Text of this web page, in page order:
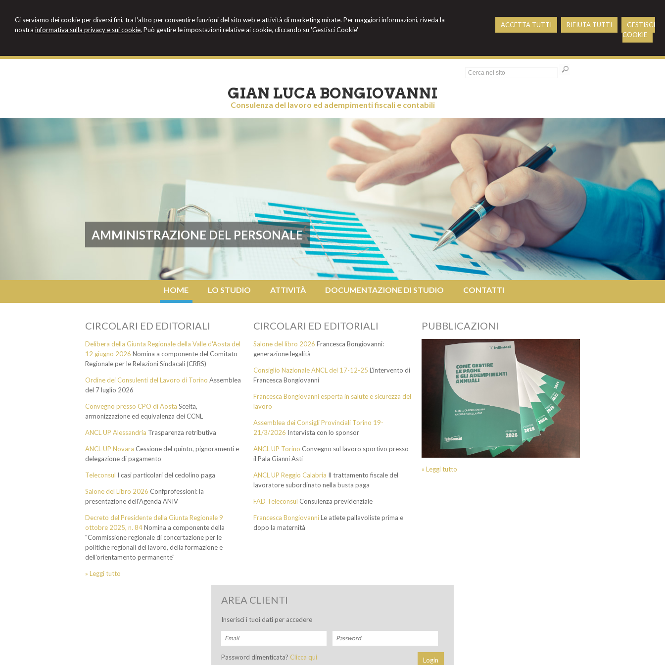
Ci serviamo dei cookie per diversi fini, tra l'altro per consentire funzioni del sito web e attività di marketing mirate. Per maggiori informazioni, riveda la
nostra informativa sulla privacy e sui cookie. Può gestire le impostazioni relative ai cookie, cliccando su 'Gestisci Cookie'
ACCETTA TUTTI RIFIUTA TUTTI
GESTISCI
COOKIE
GIAN LUCA BONGIOVANNI
Consulenza del lavoro ed adempimenti fiscali e contabili
AMMINISTRAZIONE DEL PERSONALE
HOME LO STUDIO ATTIVITÀ DOCUMENTAZIONE DI STUDIO CONTATTI
CIRCOLARI ED EDITORIALI
Delibera della Giunta Regionale della Valle d'Aosta del
12 giugno 2026 Nomina a componente del Comitato
Regionale per le Relazioni Sindacali (CRRS)
Ordine dei Consulenti del Lavoro di Torino Assemblea
del 7 luglio 2026
Convegno presso CPO di Aosta Scelta,
armonizzazione ed equivalenza dei CCNL
ANCL UP Alessandria Trasparenza retributiva
ANCL UP Novara Cessione del quinto, pignoramenti e
delegazione di pagamento
Teleconsul I casi particolari del cedolino paga
Salone del Libro 2026 Confprofessioni: la
presentazione dell'Agenda ANIV
Decreto del Presidente della Giunta Regionale 9
ottobre 2025, n. 84Nomina a componente della
"Commissione regionale di concertazione per le
politiche regionali del lavoro, della formazione e
dell'orientamento permanente"
» Leggi tutto
CIRCOLARI ED EDITORIALI
Salone del libro 2026 Francesca Bongiovanni:
generazione legalità
Consiglio Nazionale ANCL del 17-12-25 L'intervento di
Francesca Bongiovanni
Francesca Bongiovanni esperta in salute e sicurezza del
lavoro
Assemblea dei Consigli Provinciali Torino 19-
21/3/2026 Intervista con lo sponsor
ANCL UP Torino Convegno sul lavoro sportivo presso
il Pala Gianni Asti
ANCL UP Reggio Calabria Il trattamento fiscale del
lavoratore subordinato nella busta paga
FAD Teleconsul Consulenza previdenziale
Francesca BongiovanniLe atlete pallavoliste prima e
dopo la maternità
PUBBLICAZIONI
» Leggi tutto
AREA CLIENTI
Inserisci i tuoi dati per accedere
Password dimenticata? Clicca qui